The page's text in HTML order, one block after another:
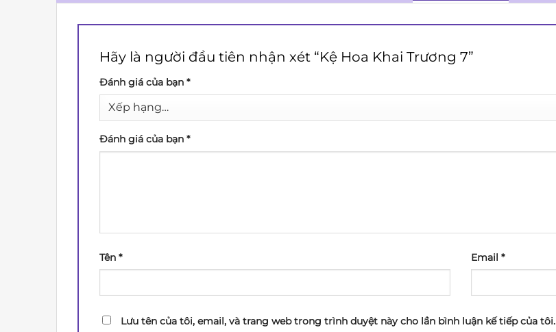
Hãy là người đầu tiên nhận xét “Kệ Hoa Khai Trương 7”
Đánh giá của bạn *
Đánh giá của bạn *
Tên * Email *
Lưu tên của tôi, email, và trang web trong trình duyệt này cho lần bình luận kế tiếp của tôi.